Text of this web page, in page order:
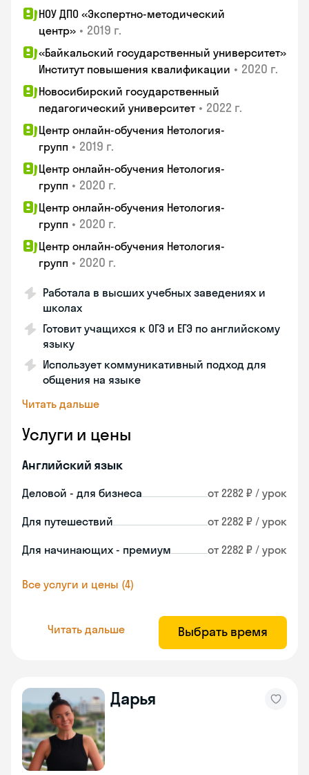
НОУ ДПО «Экспертно-методический
центр» • 2019 г.
«Байкальский государственный университет»
Институт повышения квалификации • 2020 г.
Новосибирский государственный
педагогический университет • 2022 г.
Центр онлайн-обучения Нетология-
групп • 2019 г.
Центр онлайн-обучения Нетология-
групп • 2020 г.
Центр онлайн-обучения Нетология-
групп • 2020 г.
Центр онлайн-обучения Нетология-
групп • 2020 г.
Работала в высших учебных заведениях и
школах
Готовит учащихся к ОГЭ и ЕГЭ по английскому
языку
Использует коммуникативный подход для
общения на языке
Читать дальше
Услуги и цены
Английский язык
Деловой - для бизнеса от 2282 ₽ / урок
Для путешествий от 2282 ₽ / урок
Для начинающих - премиум от 2282 ₽ / урок
Все услуги и цены (4)
Читать дальше Выбрать время
Дарья